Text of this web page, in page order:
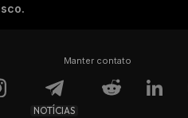
Manter contato
NOTÍCIAS